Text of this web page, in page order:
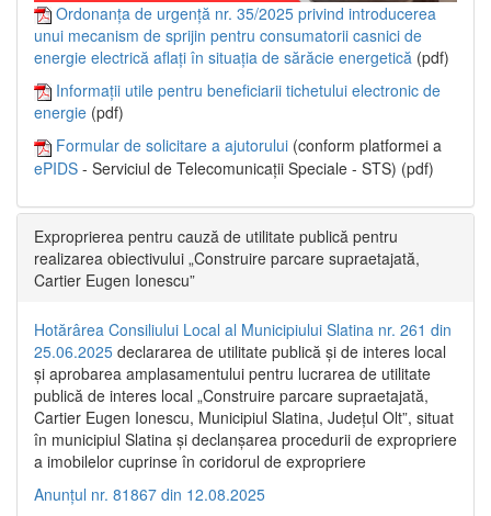
Ordonanța de urgență nr. 35/2025 privind introducerea
unui mecanism de sprijin pentru consumatorii casnici de
energie electrică aflați în situația de sărăcie energetică (pdf)
Informații utile pentru beneficiarii tichetului electronic de
energie (pdf)
Formular de solicitare a ajutorului (conform platformei a
ePIDS - Serviciul de Telecomunicații Speciale - STS) (pdf)
Exproprierea pentru cauză de utilitate publică pentru
realizarea obiectivului „Construire parcare supraetajată,
Cartier Eugen Ionescu”
Hotărârea Consiliului Local al Municipiului Slatina nr. 261 din
25.06.2025 declararea de utilitate publică și de interes local
și aprobarea amplasamentului pentru lucrarea de utilitate
publică de interes local „Construire parcare supraetajată,
Cartier Eugen Ionescu, Municipiul Slatina, Județul Olt”, situat
în municipiul Slatina și declanșarea procedurii de expropriere
a imobilelor cuprinse în coridorul de expropriere
Anunțul nr. 81867 din 12.08.2025